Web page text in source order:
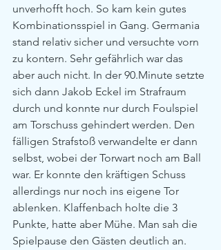
unverhofft hoch. So kam kein gutes
Kombinationsspiel in Gang. Germania
stand relativ sicher und versuchte vorn
zu kontern. Sehr gefährlich war das
aber auch nicht. In der 90.Minute setzte
sich dann Jakob Eckel im Strafraum
durch und konnte nur durch Foulspiel
am Torschuss gehindert werden. Den
fälligen Strafstoß verwandelte er dann
selbst, wobei der Torwart noch am Ball
war. Er konnte den kräftigen Schuss
allerdings nur noch ins eigene Tor
ablenken. Klaffenbach holte die 3
Punkte, hatte aber Mühe. Man sah die
Spielpause den Gästen deutlich an.